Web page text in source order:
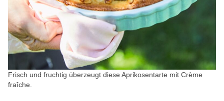
Frisch und fruchtig überzeugt diese Aprikosentarte mit Crème
fraîche.